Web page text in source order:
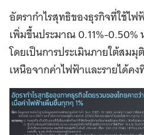
อัตรากำไรสุทธิของธุรกิจที่ใช้ไ
เพิ่มขึ้นประมาณ 0.11%-0.50%
โดยเป็นการประเมินภายใต้สม
เหนือจากค่าไฟฟ้าและรายได้ค